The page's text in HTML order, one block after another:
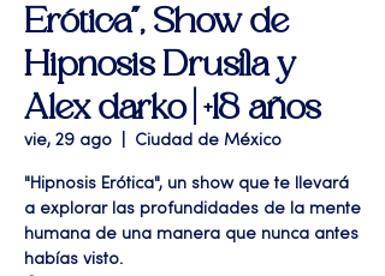
Erótica", Show de
Hipnosis Drusila y
Alex darko | +18 años
vie, 29 ago Ciudad de México
"Hipnosis Erótica", un show que te llevará
a explorar las profundidades de la mente
humana de una manera que nunca antes
habías visto.